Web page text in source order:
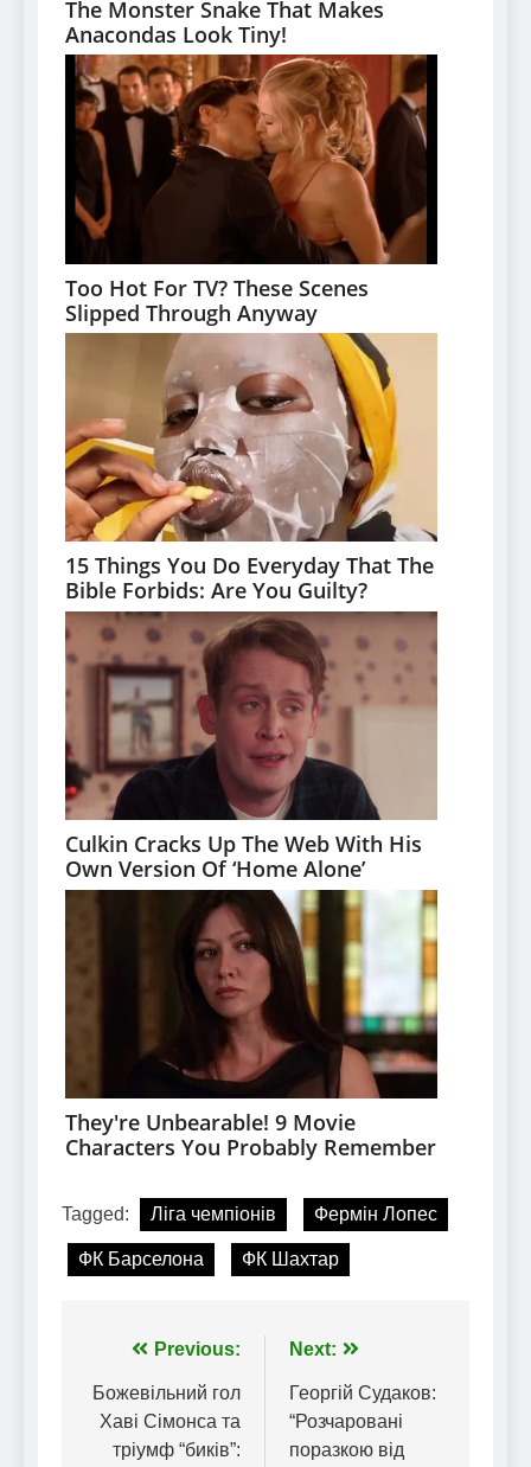
Tagged: Ліга чемпіонів Фермін Лопес
ФК Барселона ФК Шахтар
Навігація
записів
Previous:
Божевільний гол
Хаві Сімонса та
тріумф “биків”:
Next:
Георгій Судаков:
“Розчаровані
поразкою від